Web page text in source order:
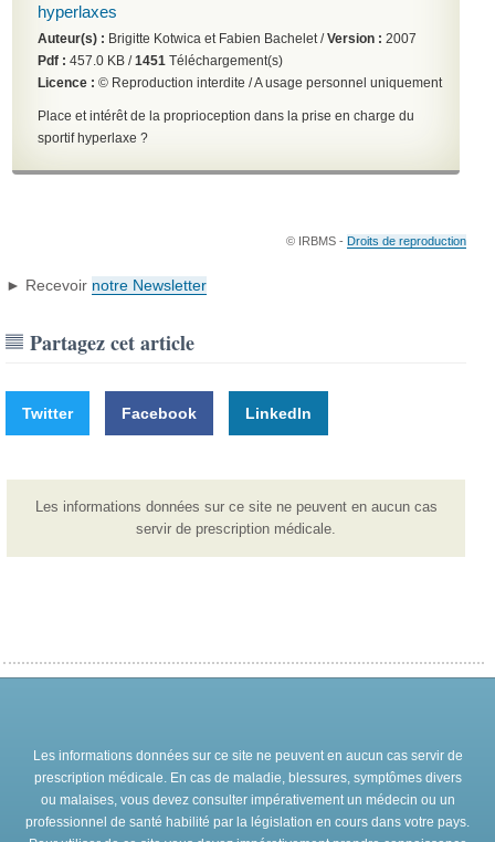
hyperlaxes
Auteur(s) : Brigitte Kotwica et Fabien Bachelet /Version : 2007
Pdf : 457.0 KB /1451 Téléchargement(s)
Licence : © Reproduction interdite / A usage personnel uniquement
Place et intérêt de la proprioception dans la prise en charge du
sportif hyperlaxe ?
© IRBMS - Droits de reproduction
► Recevoir notre Newsletter
Partagez cet article
Twitter Facebook LinkedIn
Les informations données sur ce site ne peuvent en aucun cas
servir de prescription médicale.
Les informations données sur ce site ne peuvent en aucun cas servir de
prescription médicale. En cas de maladie, blessures, symptômes divers
ou malaises, vous devez consulter impérativement un médecin ou un
professionnel de santé habilité par la législation en cours dans votre pays.